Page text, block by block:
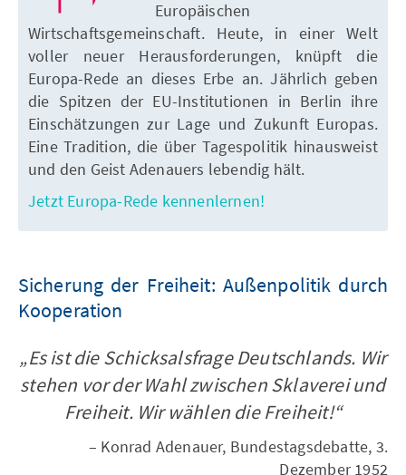
Europäischen
Wirtschaftsgemeinschaft. Heute, in einer Welt
voller neuer Herausforderungen, knüpft die
Europa-Rede an dieses Erbe an. Jährlich geben
die Spitzen der EU-Institutionen in Berlin ihre
Einschätzungen zur Lage und Zukunft Europas.
Eine Tradition, die über Tagespolitik hinausweist
und den Geist Adenauers lebendig hält.
Jetzt Europa-Rede kennenlernen!
Sicherung der Freiheit: Außenpolitik durch
Kooperation
„Es ist die Schicksalsfrage Deutschlands. Wir
stehen vor der Wahl zwischen Sklaverei und
Freiheit. Wir wählen die Freiheit!“
– Konrad Adenauer, Bundestagsdebatte, 3.
Dezember 1952